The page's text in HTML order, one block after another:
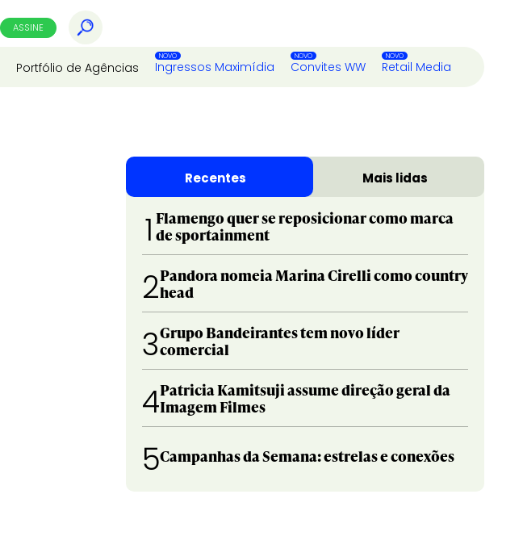
ASSINE
Portfólio de Agências Ingressos Maximídia Convites WW Retail Media
Recentes Mais lidas
1 Flamengo quer se reposicionar como marca
de sportainment
2Pandora nomeia Marina Cirelli como country
head
3Grupo Bandeirantes tem novo líder
comercial
4Patricia Kamitsuji assume direção geral da
Imagem Filmes
5Campanhas da Semana: estrelas e conexões